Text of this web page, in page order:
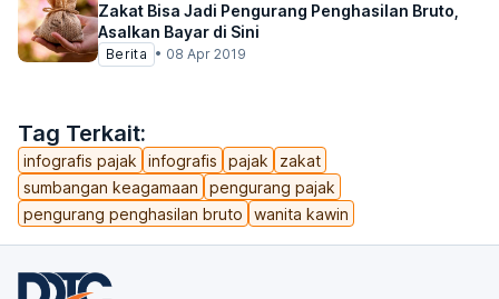
Tag Terkait:
infografis pajak infografis pajak
zakat
sumbangan keagamaan
pengurang pajak
pengurang penghasilan bruto
wanita kawin
Zakat Bisa Jadi Pengurang Penghasilan Bruto,
Asalkan Bayar di Sini
Berita • 08 Apr 2019